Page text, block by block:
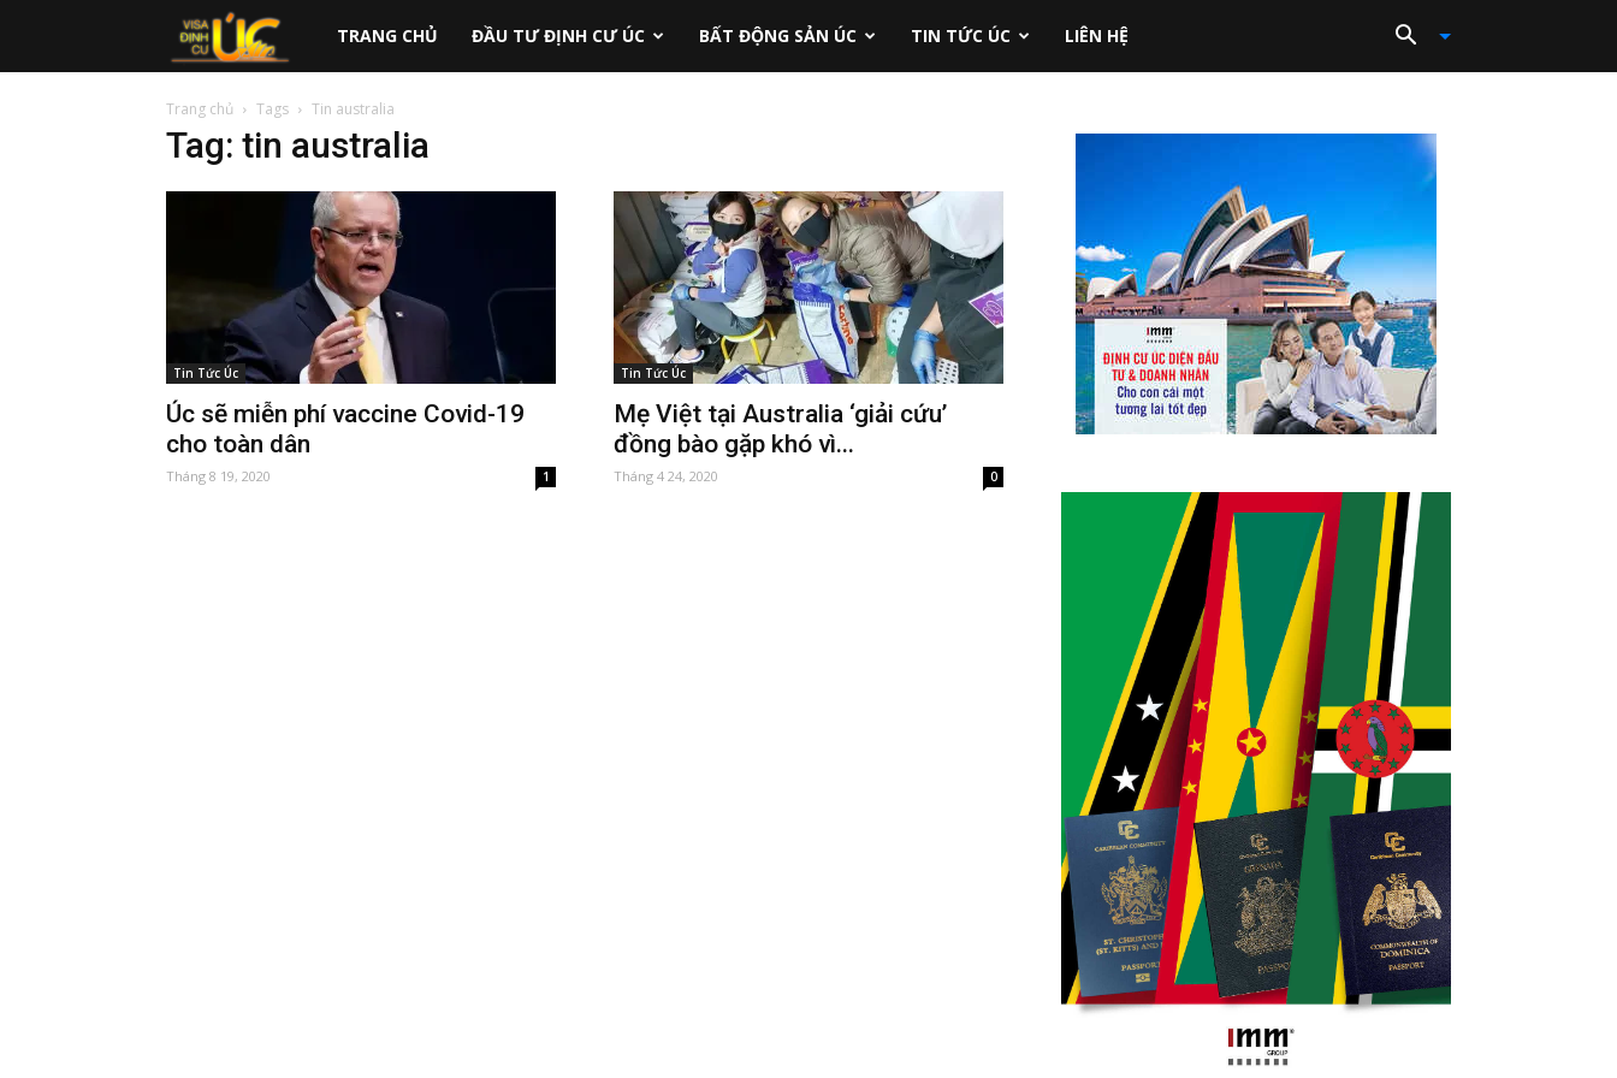
australiavisa.vn
TRANG CHỦ ĐẦU TƯ ĐỊNH CƯ ÚC BẤT ĐỘNG SẢN ÚC TIN TỨC ÚC LIÊN HỆ
Trang chủ Tags Tin australia
Tag: tin australia
Tin Tức Úc
Úc sẽ miễn phí vaccine Covid-19
cho toàn dân
Tháng 8 19, 2020 1
Tin Tức Úc
Mẹ Việt tại Australia ‘giải cứu’
đồng bào gặp khó vì...
Tháng 4 24, 2020 0